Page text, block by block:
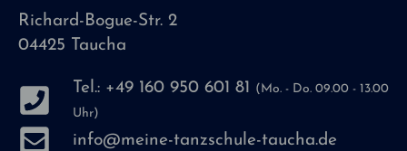
Richard-Bogue-Str. 2
04425 Taucha
Tel.: +49 160 950 601 81 (Mo. - Do. 09.00 - 13.00
Uhr)
info@meine-tanzschule-taucha.de